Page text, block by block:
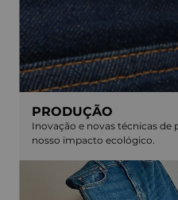
PRODUÇÃO
Inovação e novas técnicas
nosso impacto ecológico.